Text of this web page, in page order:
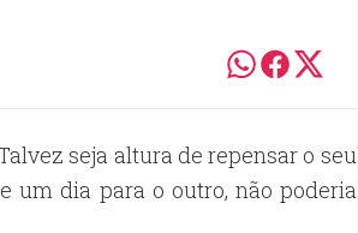
seja altura de repensar o seu
um dia para o outro, não poderia